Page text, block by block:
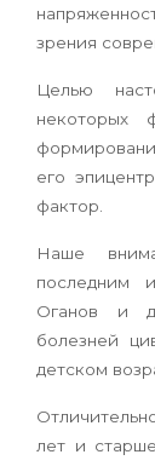
зрения
Целью
некоторых
его
фактор.
Наше
последним
Оганов и
болезней
детском
лет и